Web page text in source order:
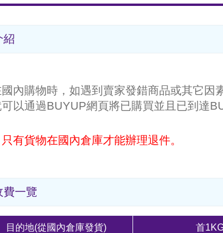
紹
內購物時，如遇到賣家發錯商品或其它因
以通過BUYUP網頁將已購買並且已到達
有貨物在國內倉庫才能辦理退件。
費一覽
目的地(從國內倉庫發貨) 首